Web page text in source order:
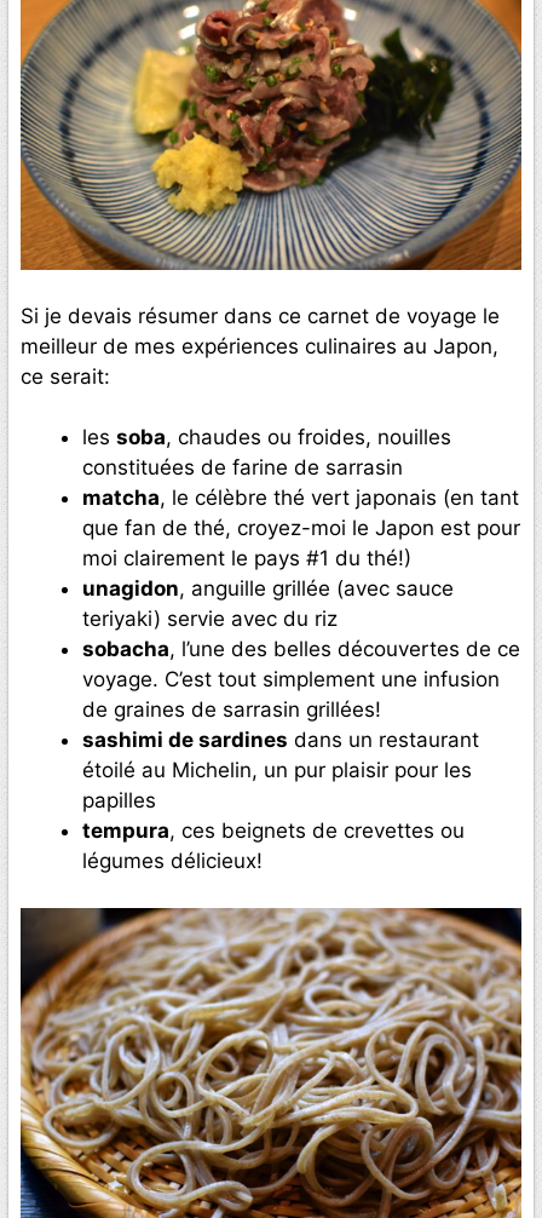
Si je devais résumer dans ce carnet de voyage le
meilleur de mes expériences culinaires au Japon,
ce serait:
les soba, chaudes ou froides, nouilles
constituées de farine de sarrasin
matcha, le célèbre thé vert japonais (en tant
que fan de thé, croyez-moi le Japon est pour
moi clairement le pays #1 du thé!)
unagidon, anguille grillée (avec sauce
teriyaki) servie avec du riz
sobacha, l’une des belles découvertes de ce
voyage. C’est tout simplement une infusion
de graines de sarrasin grillées!
sashimi de sardines dans un restaurant
étoilé au Michelin, un pur plaisir pour les
papilles
tempura, ces beignets de crevettes ou
légumes délicieux!